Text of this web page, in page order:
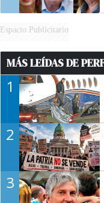
Espacio Publicitario
MÁS LEÍDAS DE
1
2
3